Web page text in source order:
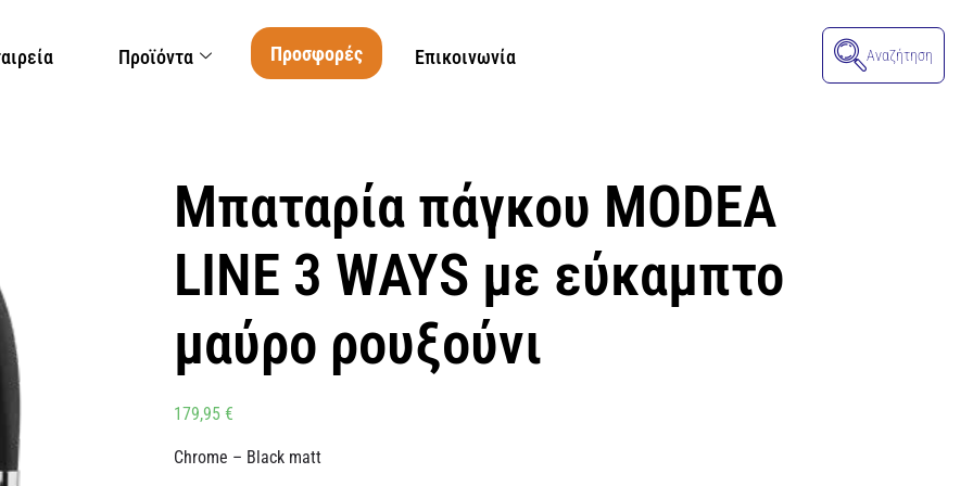
Προϊόντα Προσφορές Επικοινωνία Αναζήτηση
Μπαταρία πάγκου MODEA
LINE 3 WAYS με εύκαμπτο
μαύρο ρουξούνι
179,95€
Chrome – Black matt